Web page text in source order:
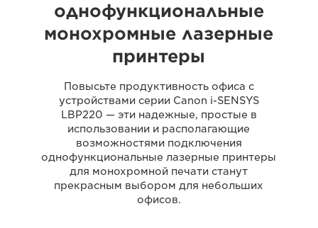
однофункциональные
монохромные лазерные
принтеры
Повысьте продуктивность офиса с
устройствами серии Canon i-SENSYS
LBP220 — эти надежные, простые в
использовании и располагающие
возможностями подключения
однофункциональные лазерные принтеры
для монохромной печати станут
прекрасным выбором для небольших
офисов.